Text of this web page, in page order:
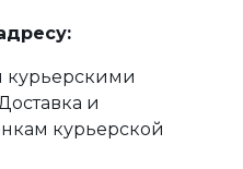
курьерскими
и
курьерской